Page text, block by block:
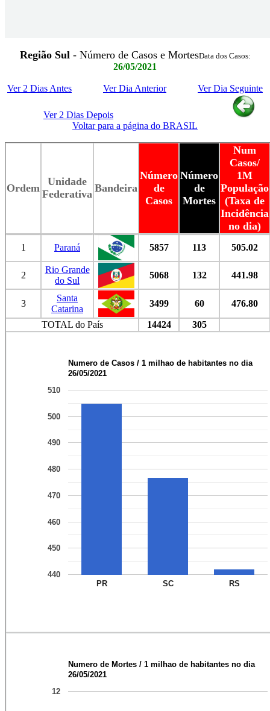
Região Sul- Número de Casos e MortesData dos Casos:
26/05/2021
Ver 2 Dias Antes Ver Dia Anterior Ver Dia Seguinte
Ver 2 Dias Depois
Voltar para a página do BRASIL
Ordem
Unidade
Federativa Bandeira
Número
de
Casos
Número
de
Mortes
Num
Casos/
1M
População
(Taxa de
Incidência
no dia)
1 Paraná 5857 113 505.02
2
Rio Grande
do Sul
5068 132 441.98
3
Santa
Catarina
3499 60 476.80
TOTAL do País 14424 305
Numero de Casos / 1 milhao de habitantes no dia
26/05/2021
PR SC RS
440
450
460
470
480
490
500
510
Numero de Mortes / 1 milhao de habitantes no dia
26/05/2021
12